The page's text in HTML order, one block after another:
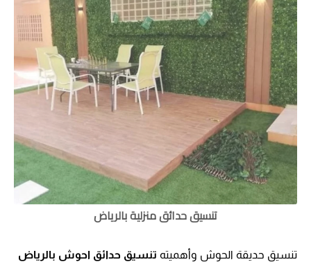
تنسيق حدائق منزلية بالرياض
تنسيق حديقة الحوش وأهميته تنسيق حدائق احوش بالرياض